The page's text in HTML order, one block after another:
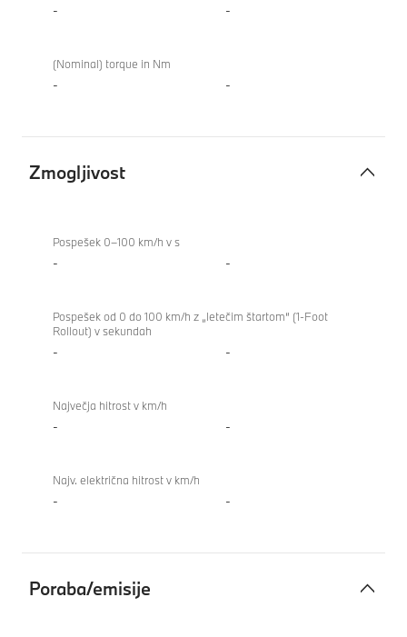
- -
(Nominal) torque in Nm
- -
Zmogljivost
Pospešek 0–100 km/h v s
- -
Pospešek od 0 do 100 km/h z „letečim štartom“ (1-Foot
Rollout) v sekundah
- -
Največja hitrost v km/h
- -
Najv. električna hitrost v km/h
- -
Poraba/emisije